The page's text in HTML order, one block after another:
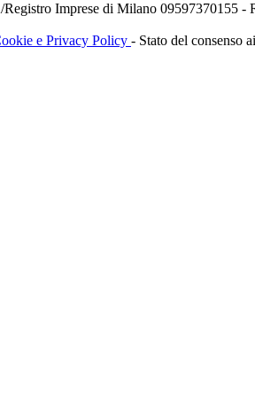
Imprese di Milano 09597370155
e Privacy Policy - Stato del consenso